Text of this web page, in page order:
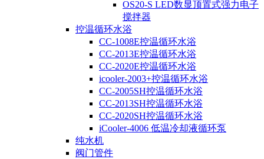
OS20-S LED数显顶置式强力电子
搅拌器
控温循环水浴
CC-1008E控温循环水浴
CC-2013E控温循环水浴
CC-2020E控温循环水浴
icooler-2003+控温循环水浴
CC-2005SH控温循环水浴
CC-2013SH控温循环水浴
CC-2020SH控温循环水浴
iCooler-4006 低温冷却液循环泵
纯水机
阀门管件